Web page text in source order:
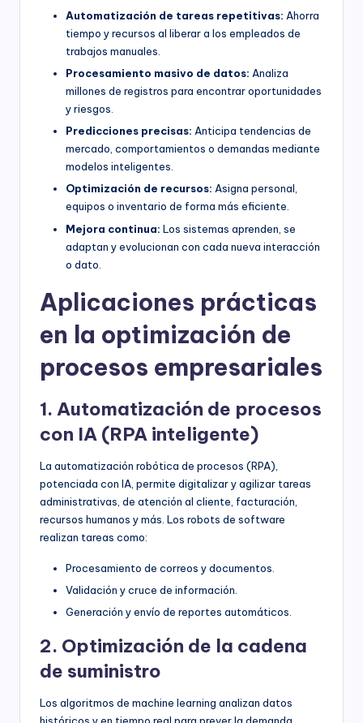
Automatización de tareas repetitivas: Ahorra
tiempo y recursos al liberar a los empleados de
trabajos manuales.
Procesamiento masivo de datos: Analiza
millones de registros para encontrar oportunidades
y riesgos.
Predicciones precisas: Anticipa tendencias de
mercado, comportamientos o demandas mediante
modelos inteligentes.
Optimización de recursos: Asigna personal,
equipos o inventario de forma más eficiente.
Mejora continua: Los sistemas aprenden, se
adaptan y evolucionan con cada nueva interacción
o dato.
Aplicaciones prácticas
en la optimización de
procesos empresariales
1. Automatización de procesos
con IA (RPA inteligente)
La automatización robótica de procesos (RPA),
potenciada con IA, permite digitalizar y agilizar tareas
administrativas, de atención al cliente, facturación,
recursos humanos y más. Los robots de software
realizan tareas como:
Procesamiento de correos y documentos.
Validación y cruce de información.
Generación y envío de reportes automáticos.
2. Optimización de la cadena
de suministro
Los algoritmos de machine learning analizan datos
históricos y en tiempo real para prever la demanda,